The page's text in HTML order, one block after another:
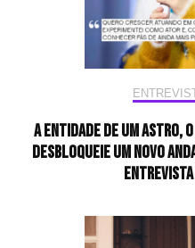
A entidade de um astro,
desbloqueie um novo
Entrevista